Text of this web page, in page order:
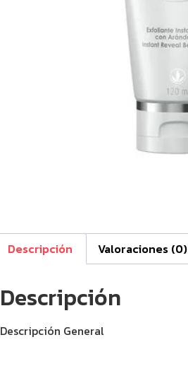
Descripción Valoraciones (0)
Descripción
Descripción General